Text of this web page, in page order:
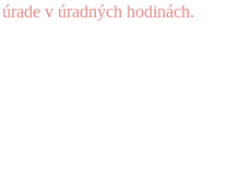
v úradných hodinách.